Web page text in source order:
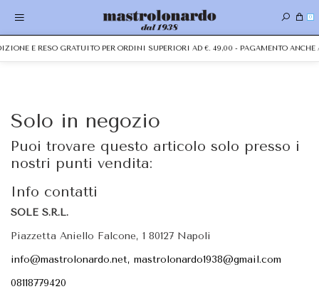
0
E RESO GRATUITO PER ORDINI SUPERIORI AD €. 49,00 - PAGAMENTO ANCHE
Solo in negozio
Puoi trovare questo articolo solo presso i
nostri punti vendita:
Info contatti
SOLE S.R.L.
Piazzetta Aniello Falcone, 1 80127 Napoli
info@mastrolonardo.net, mastrolonardo1938@gmail.com
08118779420